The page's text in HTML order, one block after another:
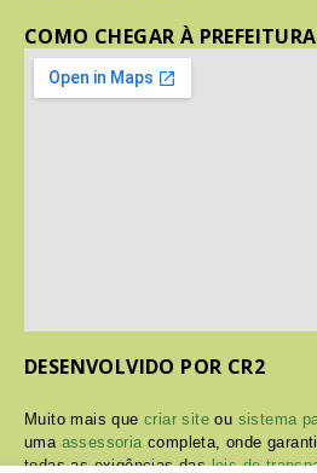
COMO CHEGAR À PREFEITURA
DESENVOLVIDO POR CR2
Muito mais quecriar site ou sistema
uma assessoria completa, onde
todas as exigências dasleis de